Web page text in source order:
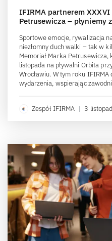
IFIRMA partnerem XXXVI
Petrusewicza – płyniemy
Sportowe emocje, rywalizacja
niezłomny duch walki – tak w
Memoriał Marka
listopada na pływalni Orbita
Wrocławiu. W tym roku
wydarzenia, wspierając
Zespół IFIRMA | 3